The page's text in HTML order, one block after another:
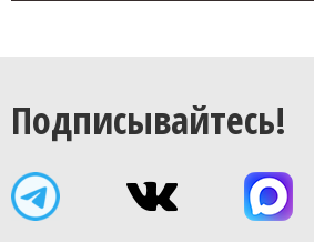
Подписывайтесь!